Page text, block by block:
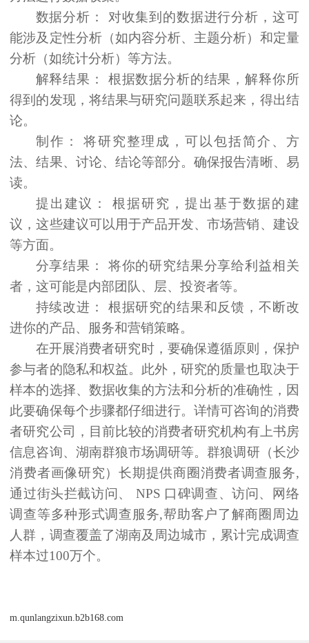
数据分析：
对收集到的数据进行分析，这可
能涉及定性分析（如内容分析、主题分析）和定量
分析（如统计分析）等方法。
解释结果：
根据数据分析的结果，解释你所
得到的发现，将结果与研究问题联系起来，得出结
论。
制作：
将研究整理成，可以包括简介、方
法、结果、讨论、结论等部分。确保报告清晰、易
读。
提出建议：
根据研究，提出基于数据的建
议，这些建议可以用于产品开发、市场营销、建设
等方面。
分享结果：
将你的研究结果分享给利益相关
者，这可能是内部团队、层、投资者等。
持续改进：
根据研究的结果和反馈，不断改
进你的产品、服务和营销策略。
在开展消费者研究时，要确保遵循原则，保护
参与者的隐私和权益。此外，研究的质量也取决于
样本的选择、数据收集的方法和分析的准确性，因
此要确保每个步骤都仔细进行。详情可咨询的消费
者研究公司 ， 目前比较的消费者研究机构有上书房
信息咨询、湖南群狼市场调研等。 群狼调研（长沙
消费者画像研究）长期提供商圈消费者调查服务,
通过街头拦截访问、 NPS 口碑调查、访问、网络
调查等多种形式调查服务,帮助客户了解商圈周边
人群，调查覆盖了湖南及周边城市，累计完成调查
样本过100万个。
m.qunlangzixun.b2b168.com